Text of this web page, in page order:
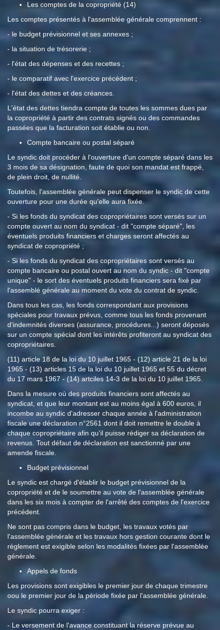
Les comptes de la copropriété (14)
Les comptes présentés à l'assemblée générale comprennent :
- le budget prévisionnel et ses annexes ;
- la situation de trésorerie ;
- l'état des dépenses et des recettes ;
- le comparatif avec l'exercice précédent ;
- l'état des dettes et des créances.
L'état des dettes tiendra compte de toutes les sommes dues par
la copropriété à partir des contrats signés ou des commandes
passées que la facturation soit établie ou non.
Compte bancaire ou postal séparé
Le syndic doit procéder à l'ouverture d'un compte séparé dans les
3 mois de sa désignation, faute de quoi son mandat est frappé,
de plein droit, de nullité.
Toutefois, l'assemblée générale peut dispenser le syndic de cette
ouverture pour une durée qu'elle aura fixée.
- Si les fonds du syndicat des copropriétaires sont versés sur un
compte ouvert au nom du syndicat - dit "compte séparé", les
éventuels produits financiers et charges seront affectés au
syndicat de copropriété ;
- Si les fonds du syndicat des copropriétaires sont versés au
compte bancaire ou postal ouvert au nom du syndic - dit "compte
unique" - le sort des éventuels produits financiers sera fixé par
l'assemblé générale au moment du vote du contrat de syndic.
Dans tous les cas, les fonds correspondant aux provisions
spéciales pour travaux prévus, comme tous les fonds provenant
d'indemnités diverses (assurance, procédures...) seront déposés
sur un compte spécial dont les intérêts profiteront au syndicat des
copropriétaires.
(11) article 18 de la loi du 10 juillet 1965 - (12) article 21 de la loi
1965 - (13) articles 15 de la loi du 10 juillet 1965 et 55 du décret
du 17 mars 1967 - (14) artciles 14-3 de la loi du 10 juillet 1965.
Dans la mesure où des produits financiers sont affectés au
syndicat, et que leur montant est au moins égal à 600 euros, il
incombe au syndic d'adresser chaque année à l'administration
fiscale une déclaration n°2561 dont il doit remettre le double à
chaque copropriétaire afin qu'il puisse rédiger sa déclaration de
revenus. Tout défaut de déclaration est sanctionné par une
amende fiscale.
Budget prévisionnel
Le syndic est chargé d'établir le budget prévisionnel de la
copropriété et de le soumettre au vote de l'assemblée générale
dans les six mois à compter de l'arrêté des comptes de l'exercice
précédent.
Ne sont pas compris dans le budget, les travaux votés par
l'assemblée générale et les travaux hors gestion courante dont le
règlement est exigible selon les modalités fixées par l'assemblée
générale.
Appels de fonds
Les provisions sont exigibles le premier jour de chaque trimestre
oou le premier jour de la période fixée par l'assemblée générale.
Le syndic pourra exiger :
- Le versement de l'avance constituant la réserve prévue au